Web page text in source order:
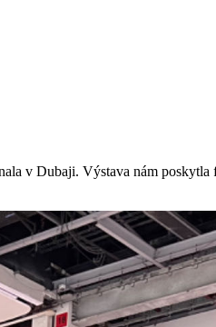
v Dubaji. Výstava nám